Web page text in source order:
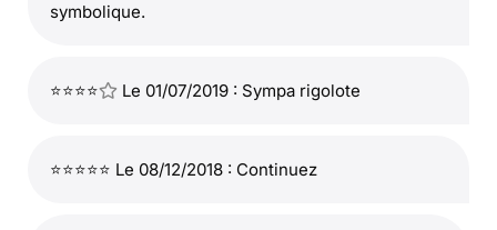
symbolique.
⭐⭐⭐⭐ Le 01/07/2019 : Sympa rigolote
⭐⭐⭐⭐⭐ Le 08/12/2018 : Continuez